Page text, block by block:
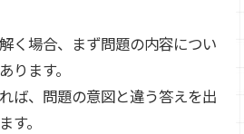
く場合、まず問題の内容につい
ります。
ば、問題の意図と違う答えを出
す。